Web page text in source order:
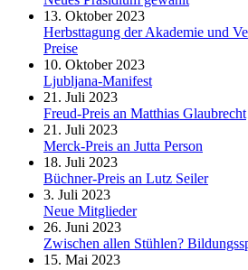
13. Oktober 2023
Herbsttagung der Akademie und
Preise
10. Oktober 2023
Ljubljana-Manifest
21. Juli 2023
Freud-Preis an Matthias Glaubrecht
21. Juli 2023
Merck-Preis an Jutta Person
18. Juli 2023
Büchner-Preis an Lutz Seiler
3. Juli 2023
Neue Mitglieder
26. Juni 2023
Zwischen allen Stühlen?
15. Mai 2023